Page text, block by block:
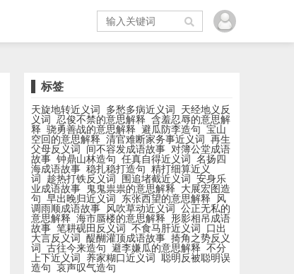
标签
天旋地转近义词 多愁多病近义词
天经地义反
义词
忍俊不禁的意思解释 含羞忍辱的意思解
释 骁勇善战的意思解释 避瓜防李造句 宝山
空回的意思解释 清官难断家务事近义词
再生
父母反义词
间不容发成语故事 对簿公堂成语
故事 钟鼎山林造句 任真自得近义词
名扬四
海成语故事 稳扎稳打造句 精打细算近义
词
趁热打铁反义词 围追堵截近义词
安身乐
业成语故事
鬼鬼祟祟的意思解释
大展宏图造
句 早出晚归近义词 东张西望的意思解释
风
调雨顺成语故事 风吹草动近义词
公正无私的
意思解释 海市蜃楼的意思解释 形影相吊成语
故事 笔耕砚田反义词 不食马肝近义词
口出
大言反义词
醍醐灌顶成语故事 掎角之势反义
词
古往今来造句 避李嫌瓜的意思解释 不分
上下近义词
养家糊口近义词
聪明反被聪明误
造句 哀声叹气造句